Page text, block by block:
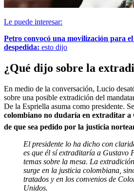
Le puede interesar:
Petro convocó una movilización para
despedida: esto dijo
¿Qué dijo sobre la
En medio de la conversación, Lucio
sobre una posible extradición del
De la Espriella asuma como presidente.
colombiano no dudaría en extraditar a
de que sea pedido por la justicia
El presidente lo ha dicho con
es que él sí extraditaría a Gustavo
temas sobre la mesa. La
surge en la justicia colombiana,
tratados y en los convenios de
Unidos.